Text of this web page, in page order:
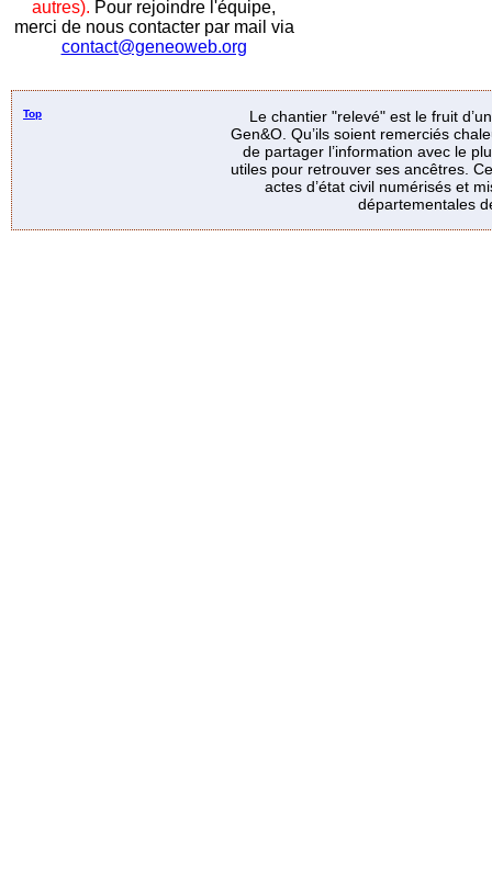
autres). Pour rejoindre l'équipe,
merci de nous contacter par mail via
contact@geneoweb.org
Top
Le chantier "relevé" est le fruit
Gen&O. Qu’ils soient remerciés
de partager l’information avec le
utiles pour retrouver ses ancêtres.
actes d’état civil numérisés et
départementales